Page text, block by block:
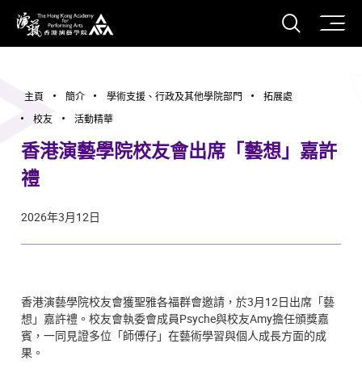
香港演藝學院
打開
主頁 簡介 學術支援、行政及其他學院部門
拓展處
校友
活動精華
香港演藝學院校友會出席「藝想」嘉許
禮
2026年3月12日
香港演藝學院校友會獲聖雅各福群會邀請，於3月12日出席「藝
想」嘉許禮。校友會執委會成員Psyche與校友Amy擔任頒獎嘉
賓，一同見證多位「師傅仔」在藝術學習與個人成長方面的成
果。